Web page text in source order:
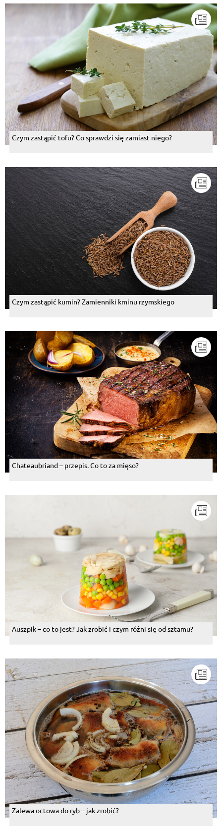
Czym zastąpić tofu? Co sprawdzi się zamiast niego?
Czym zastąpić kumin? Zamienniki kminu rzymskiego
Chateaubriand – przepis. Co to za mięso?
Auszpik – co to jest? Jak zrobić i czym różni się od sztamu?
Zalewa octowa do ryb – jak zrobić?